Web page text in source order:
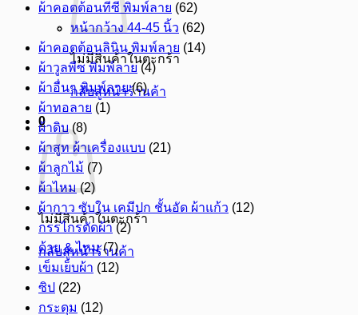
ไม่มีสินค้าในตะกร้า
กลับสู่หน้าร้านค้า
0
ไม่มีสินค้าในตะกร้า
กลับสู่หน้าร้านค้า
ผ้าคอตต้อนทีซี พิมพ์ลาย (62)
หน้ากว้าง 44-45 นิ้ว (62)
ผ้าคอตต้อนลินิน พิมพ์ลาย (14)
ผ้าวูลพีซ พิมพ์ลาย (4)
ผ้าอื่นๆ พิมพ์ลาย (6)
ผ้าทอลาย (1)
ผ้าดิบ (8)
ผ้าสูท ผ้าเครื่องแบบ (21)
ผ้าลูกไม้ (7)
ผ้าไหม (2)
ผ้ากาว ซับใน เคมีปก ชั้นอัด ผ้าแก้ว (12)
กรรไกรตัดผ้า (2)
ด้าย & ไหม (7)
เข็มเย็บผ้า (12)
ซิป (22)
กระดุม (12)